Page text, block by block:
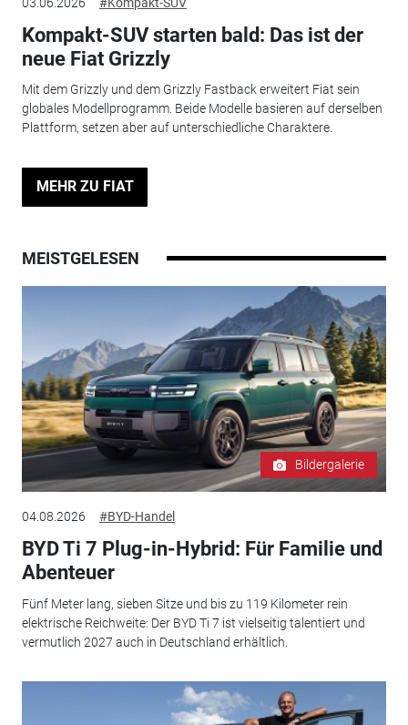
Kompakt-SUV starten bald: Das ist der
neue Fiat Grizzly
Mit dem Grizzly und dem Grizzly Fastback erweitert Fiat sein
globales Modellprogramm. Beide Modelle basieren auf derselben
Plattform, setzen aber auf unterschiedliche Charaktere.
MEHR ZU FIAT
MEISTGELESEN
Bildergalerie
04.08.2026 #BYD-Handel
BYD Ti 7 Plug-in-Hybrid: Für Familie und
Abenteuer
Fünf Meter lang, sieben Sitze und bis zu 119 Kilometer rein
elektrische Reichweite: Der BYD Ti 7 ist vielseitig talentiert und
vermutlich 2027 auch in Deutschland erhältlich.